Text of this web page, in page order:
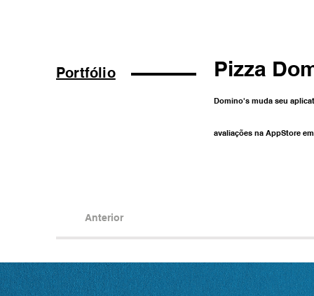
Portfólio Pizza
Domino's muda seu
avaliações na AppStore
Anterior